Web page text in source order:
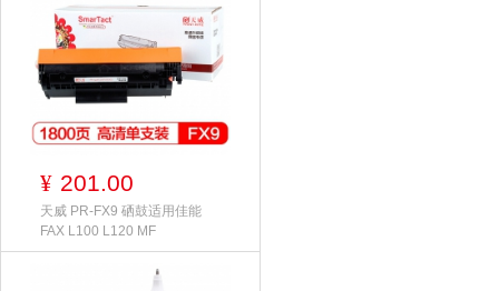
¥ 201.00
天威 PR-FX9 硒鼓适用佳能
FAX L100 L120 MF